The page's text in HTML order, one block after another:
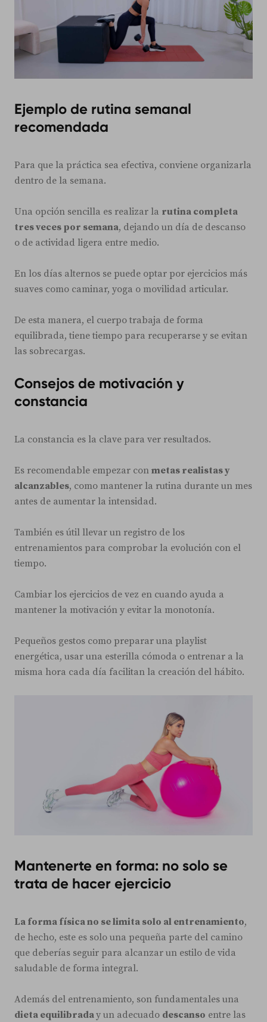
Ejemplo de rutina semanal
recomendada
Para que la práctica sea efectiva, conviene organizarla
dentro de la semana.
Una opción sencilla es realizar la rutina completa
tres veces por semana, dejando un día de descanso
o de actividad ligera entre medio.
En los días alternos se puede optar por ejercicios más
suaves como caminar, yoga o movilidad articular.
De esta manera, el cuerpo trabaja de forma
equilibrada, tiene tiempo para recuperarse y se evitan
las sobrecargas.
Consejos de motivación y
constancia
La constancia es la clave para ver resultados.
Es recomendable empezar con metas realistas y
alcanzables, como mantener la rutina durante un mes
antes de aumentar la intensidad.
También es útil llevar un registro de los
entrenamientos para comprobar la evolución con el
tiempo.
Cambiar los ejercicios de vez en cuando ayuda a
mantener la motivación y evitar la monotonía.
Pequeños gestos como preparar una playlist
energética, usar una esterilla cómoda o entrenar a la
misma hora cada día facilitan la creación del hábito.
Mantenerte en forma: no solo se
trata de hacer ejercicio
La forma física no se limita solo al entrenamiento,
de hecho, este es solo una pequeña parte del camino
que deberías seguir para alcanzar un estilo de vida
saludable de forma integral.
Además del entrenamiento, son fundamentales una
dieta equilibraday un adecuado descanso entre las